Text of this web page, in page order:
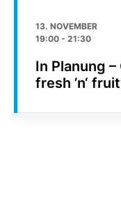
13. NOVEMBER
19:00 - 21:30
In Planung
fresh ’n‘